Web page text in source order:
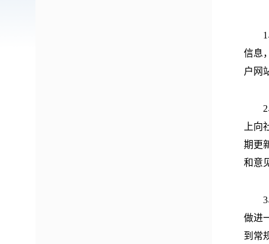
1、
信息
户网
2、
上
期更
和意
3、
做进
到常